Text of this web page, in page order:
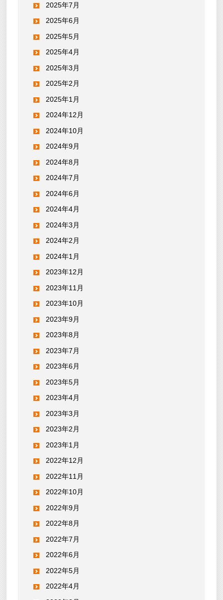
2025年7月
2025年6月
2025年5月
2025年4月
2025年3月
2025年2月
2025年1月
2024年12月
2024年10月
2024年9月
2024年8月
2024年7月
2024年6月
2024年4月
2024年3月
2024年2月
2024年1月
2023年12月
2023年11月
2023年10月
2023年9月
2023年8月
2023年7月
2023年6月
2023年5月
2023年4月
2023年3月
2023年2月
2023年1月
2022年12月
2022年11月
2022年10月
2022年9月
2022年8月
2022年7月
2022年6月
2022年5月
2022年4月